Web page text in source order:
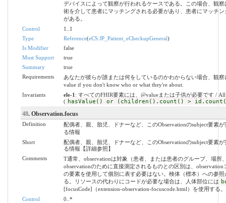
デバイスによって観察が行われるケースである。この場合、観
術を介して患者にマッチングされる必要があり、患者にマッチ
がある。
Control
1..1
Type
Reference(eCS:JP_Patient_eCheckupGeneral)
Is Modifier
false
Must Support
true
Summary
true
Requirements
あなたが彼らが誰または何をしているのかわからない場合、観
value if you don't know who or what they're about.
Invariants
ele-1 : すべてのFHIR要素には、@valueまたは子供が必要です / All
( hasValue() or (children().count() >
48. Observation.focus
Definition
配偶者、親、胎児、ドナーなど、このObservationのsubject要素
る情報
Short
配偶者、親、胎児、ドナーなど、このObservationのsubject要素
る情報【詳細参照】
Comments
T通常、observationは対象（患者、または患者のグループ、場所
observationのために直接測定されるものとの区別は、
の要素を使用して個別に表す必要はない。検体（標本）への参
る。リソースの代わりにコードが必要な場合は、人体部位には
[focusCode]（extension-observation-focuscode.html）を使用する。
Control
0..*